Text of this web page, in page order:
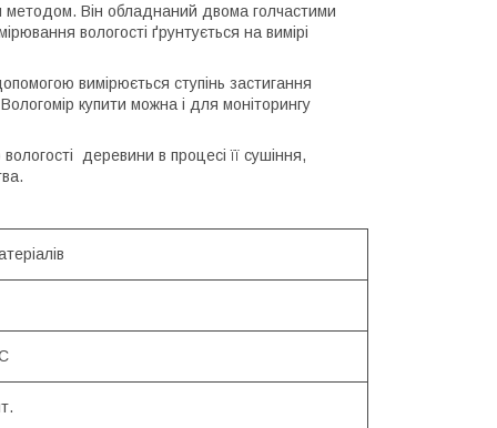
методом. Він обладнаний двома голчастими
вологості ґрунтується на вимірі
вимірюється ступінь застигання
купити можна і для моніторингу
деревини в процесі її сушіння,